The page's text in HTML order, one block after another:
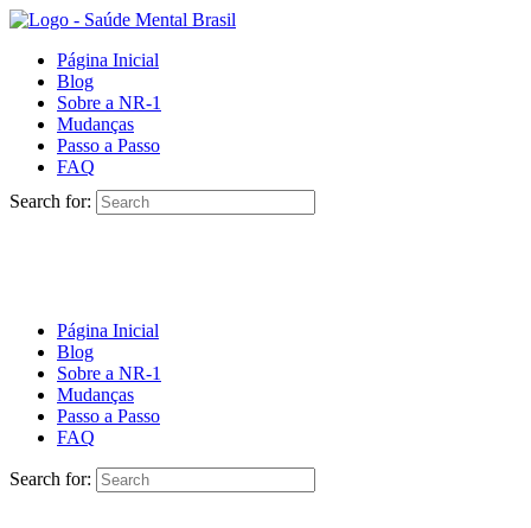
Página Inicial
Blog
Sobre a NR-1
Mudanças
Passo a Passo
FAQ
Search for:
Página Inicial
Blog
Sobre a NR-1
Mudanças
Passo a Passo
FAQ
Search for: